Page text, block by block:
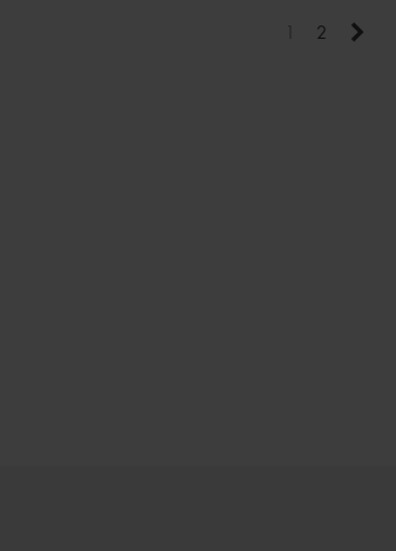
2